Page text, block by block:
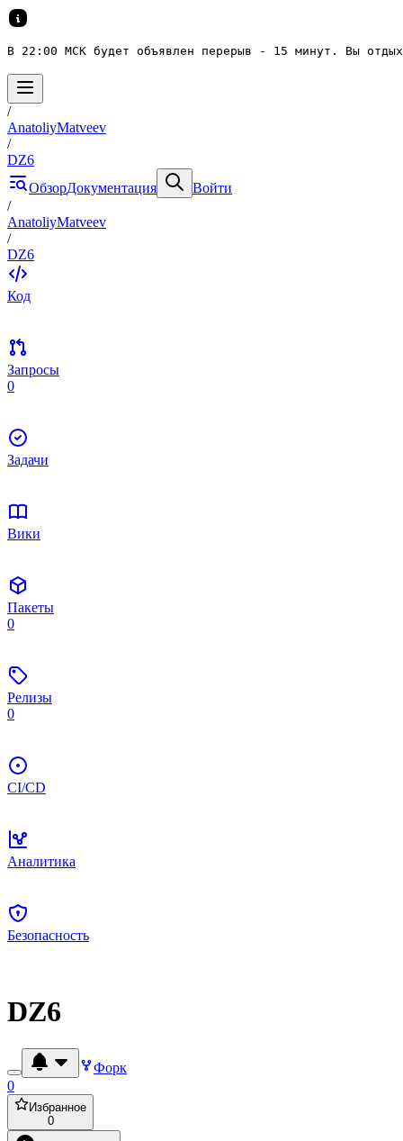
В 22:00 МСК будет объявлен перерыв - 15 минут. Вы
/
AnatoliyMatveev
/
DZ6
ОбзорДокументация
Войти
/
AnatoliyMatveev
/
DZ6
Код
Запросы
0
Задачи
Вики
Пакеты
0
Релизы
0
CI/CD
Аналитика
Безопасность
DZ6
Форк
0
Избранное
0